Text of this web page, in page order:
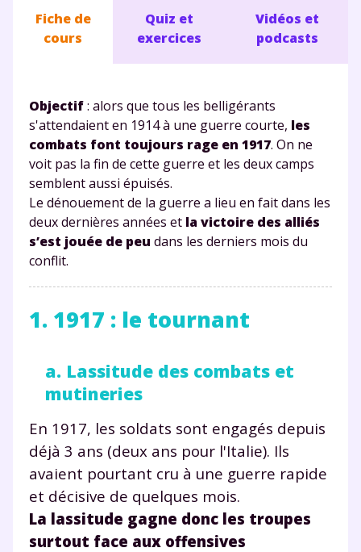
Fiche de
cours
Quiz et
exercices
Vidéos et
podcasts
Objectif: alors que tous les belligérants
s'attendaient en 1914 à une guerre courte, les
combats font toujours rage en 1917. On ne
voit pas la fin de cette guerre et les deux camps
semblent aussi épuisés.
Le dénouement de la guerre a lieu en fait dans les
deux dernières années et la victoire des alliés
s’est jouée de peu dans les derniers mois du
conflit.
1. 1917 : le tournant
a. Lassitude des combats et
mutineries
En 1917, les soldats sont engagés depuis
déjà 3 ans (deux ans pour l'Italie). Ils
avaient pourtant cru à une guerre rapide
et décisive de quelques mois.
La lassitude gagne donc les troupes
surtout face aux offensives